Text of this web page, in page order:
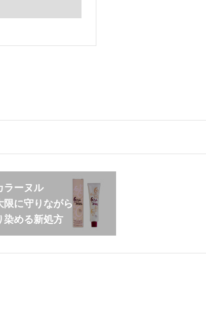
ラーヌル
限に守りながら
染める新処方